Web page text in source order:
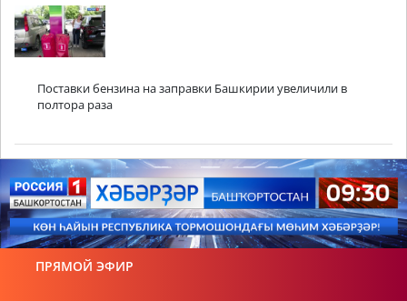
Поставки бензина на заправки Башкирии увеличили в
полтора раза
ПРЯМОЙ ЭФИР